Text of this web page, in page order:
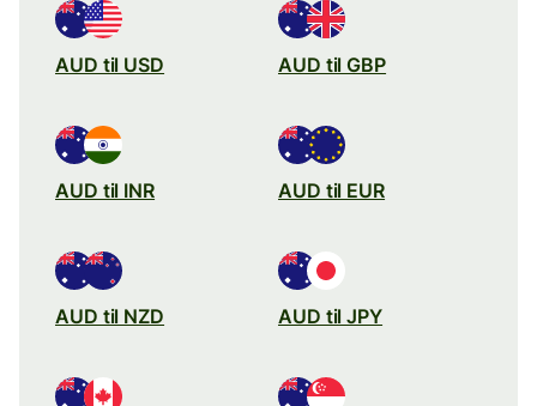
AUD til USD AUD til GBP
AUD til INR AUD til EUR
AUD til NZD AUD til JPY